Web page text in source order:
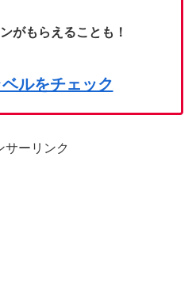
がもらえることも！
ルをチェック
サーリンク